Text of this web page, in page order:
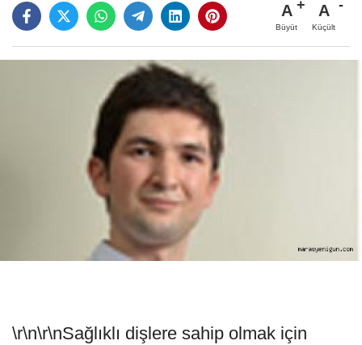
A
Büyüt
A
Küçült
\r\n\r\nSağlıklı dişlere sahip olmak için